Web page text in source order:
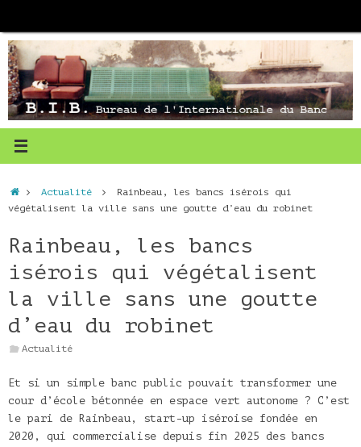
contenu
Accueil
Actualité
Rainbeau, les bancs isérois qui
végétalisent la ville sans une goutte d’eau du robinet
Rainbeau, les bancs
isérois qui végétalisent
la ville sans une goutte
d’eau du robinet
Actualité
Et si un simple banc public pouvait transformer une
cour d’école bétonnée en espace vert autonome ? C’est
le pari de Rainbeau, start-up iséroise fondée en
2020, qui commercialise depuis fin 2025 des bancs